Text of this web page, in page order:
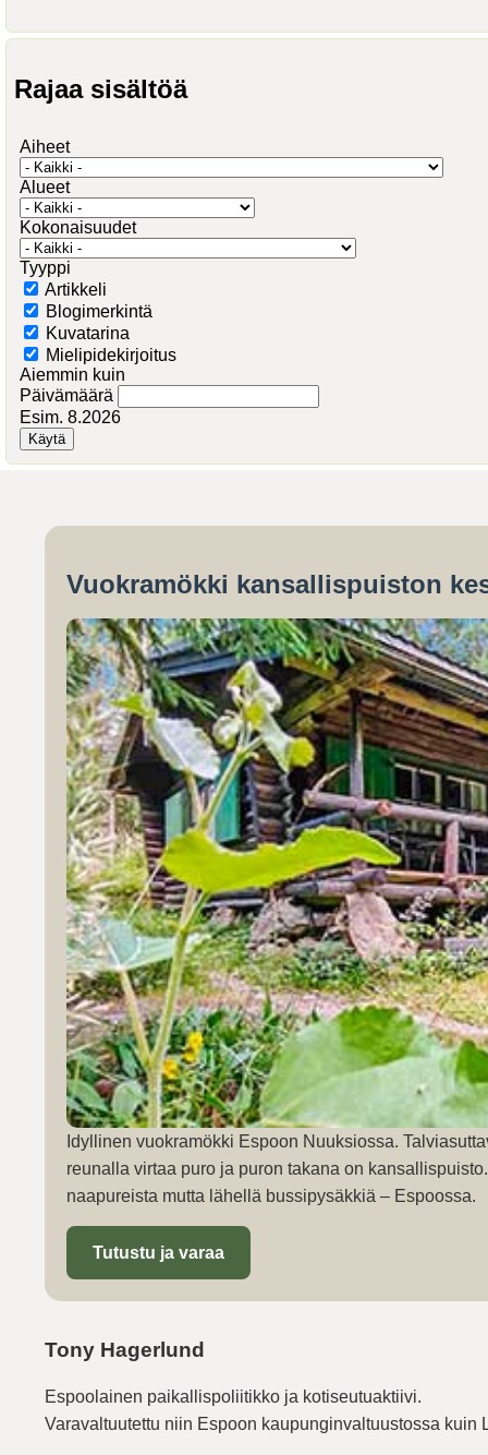
Rajaa sisältöä
Aiheet
Alueet
Kokonaisuudet
Tyyppi
Artikkeli
Blogimerkintä
Kuvatarina
Mielipidekirjoitus
Aiemmin kuin
Päivämäärä
Esim. 8.2026
Vuokramökki kansallispuiston
Idyllinen vuokramökki Espoon Nuuksiossa.
reunalla virtaa puro ja puron takana on
naapureista mutta lähellä bussipysäkkiä – Espoossa.
Tutustu ja varaa
Tony Hagerlund
Espoolainen paikallispoliitikko ja kotiseutuaktiivi.
Varavaltuutettu niin Espoon kaupunginvaltuustossa